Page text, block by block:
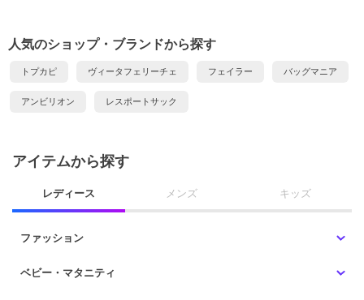
人気のショップ・ブランドから探す
トプカピ ヴィータフェリーチェ フェイラー バッグマニア
アンビリオン レスポートサック
アイテムから探す
レディース メンズ キッズ
ファッション
ベビー・マタニティ